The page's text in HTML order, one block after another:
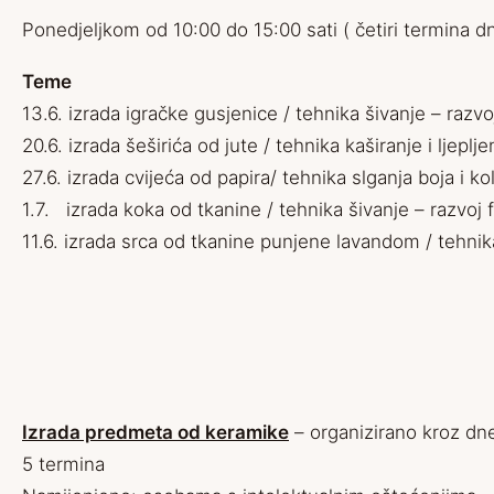
Ponedjeljkom od 10:00 do 15:00 sati ( četiri termina
Teme
13.6. izrada igračke gusjenice / tehnika šivanje –
20.6. izrada šeširića od jute / tehnika kaširanje i
27.6. izrada cvijeća od papira/ tehnika slganja boja i
1.7. izrada koka od tkanine / tehnika šivanje – razvoj
11.6. izrada srca od tkanine punjene lavandom /
Izrada predmeta od keramike – organizirano kroz
5 termina